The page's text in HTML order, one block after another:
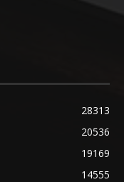
28313
20536
19169
14555